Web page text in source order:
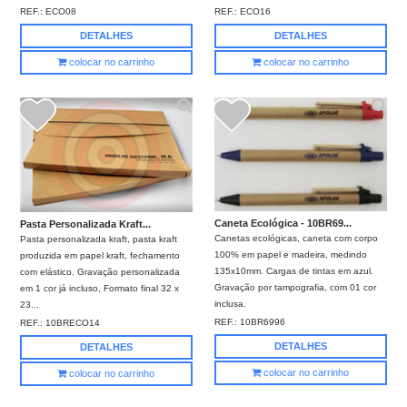
REF.:ECO08
DETALHES
colocar no carrinho
REF.:ECO16
DETALHES
colocar no carrinho
Pasta Personalizada Kraft...
Pasta personalizada kraft, pasta kraft
produzida em papel kraft, fechamento
com elástico. Gravação personalizada
em 1 cor já incluso, Formato final 32 x
23...
REF.: 10BRECO14
DETALHES
colocar no carrinho
Caneta Ecológica - 10BR69...
Canetas ecológicas, caneta com corpo
100% em papel e madeira, medindo
135x10mm. Cargas de tintas em azul.
Gravação por tampografia, com 01 cor
inclusa.
REF.:10BR6996
DETALHES
colocar no carrinho